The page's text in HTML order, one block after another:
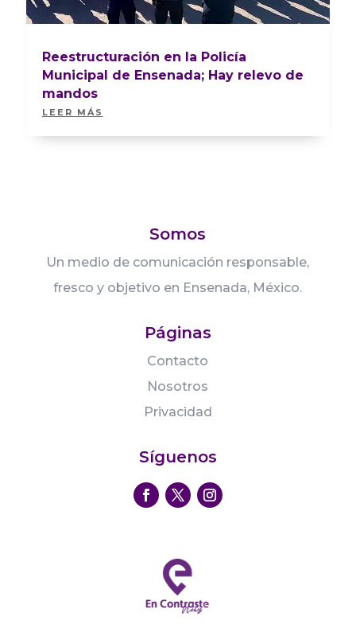
Reestructuración en la Policía
Municipal de Ensenada; Hay relevo de
mandos
LEER MÁS
Somos
Un medio de comunicación responsable,
fresco y objetivo en Ensenada, México.
Páginas
Contacto
Nosotros
Privacidad
Síguenos